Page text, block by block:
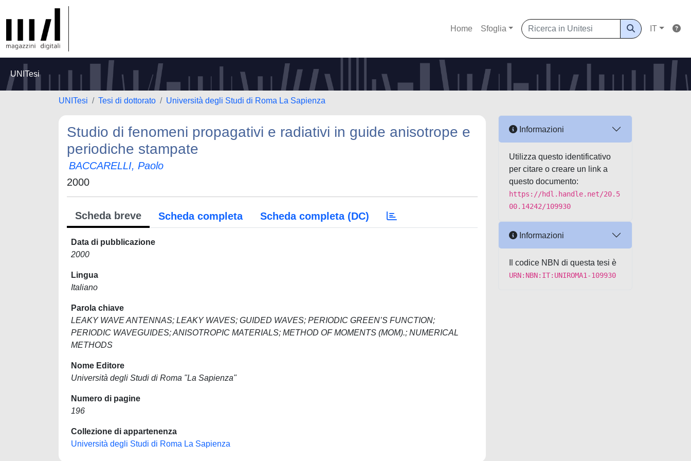
Home Sfoglia IT
UNITesi
UNITesi Tesi di dottorato Università degli Studi di Roma La Sapienza
Studio di fenomeni propagativi e radiativi in guide anisotrope e
periodiche stampate
BACCARELLI, Paolo
2000
Scheda breve Scheda completa Scheda completa (DC)
Data di pubblicazione
2000
Lingua
Italiano
Parola chiave
LEAKY WAVE ANTENNAS; LEAKY WAVES; GUIDED WAVES; PERIODIC GREEN’S FUNCTION;
PERIODIC WAVEGUIDES; ANISOTROPIC MATERIALS; METHOD OF MOMENTS (MOM).; NUMERICAL
METHODS
Nome Editore
Università degli Studi di Roma "La Sapienza"
Numero di pagine
196
Collezione di appartenenza
Università degli Studi di Roma La Sapienza
Informazioni
Utilizza questo identificativo
per citare o creare un link a
questo documento:
https://hdl.handle.net/20.5
00.14242/109930
Informazioni
Il codice NBN di questa tesi è
URN:NBN:IT:UNIROMA1-109930